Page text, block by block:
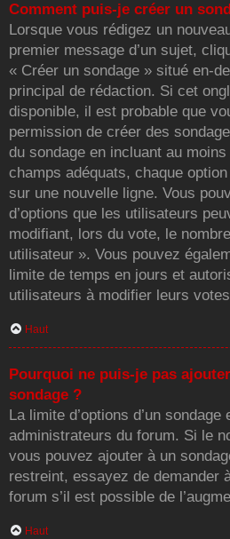
Comment puis-je créer un
Lorsque vous rédigez un
premier message d’un sujet,
« Créer un sondage » situé en-
principal de rédaction. Si cet
disponible, il est probable que
permission de créer des
du sondage en incluant au
champs adéquats, chaque
sur une nouvelle ligne. Vous
d’options que les utilisateurs
modifiant, lors du vote, le
utilisateur ». Vous pouvez
limite de temps en jours et
utilisateurs à modifier leurs
Haut
Pourquoi ne puis-je pas
sondage ?
La limite d’options d’un
administrateurs du forum. Si le
vous pouvez ajouter à un
restreint, essayez de demander
forum s’il est possible de
Haut